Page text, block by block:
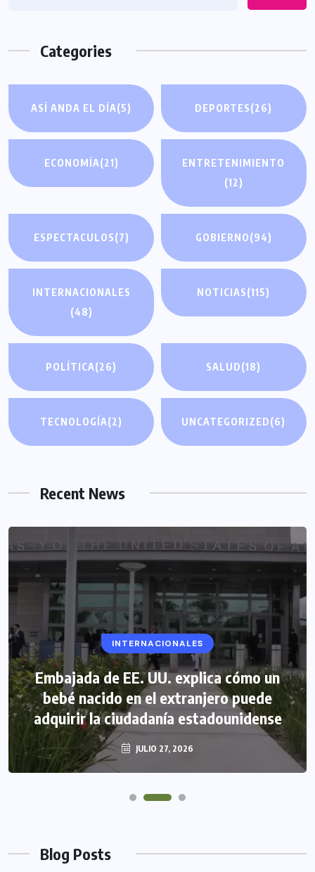
Categories
ASÍ ANDA EL DÍA(5) DEPORTES(26)
ECONOMÍA(21)
ENTRETENIMIENTO
(12)
ESPECTACULOS(7) GOBIERNO(94)
INTERNACIONALES
(48)
NOTICIAS(115)
POLÍTICA(26) SALUD(18)
TECNOLOGÍA(2) UNCATEGORIZED(6)
Recent News
INTERNACIONALES
Embajada de EE. UU. explica cómo un
bebé nacido en el extranjero puede
adquirir la ciudadanía estadounidense
JULIO 27, 2026
Blog Posts